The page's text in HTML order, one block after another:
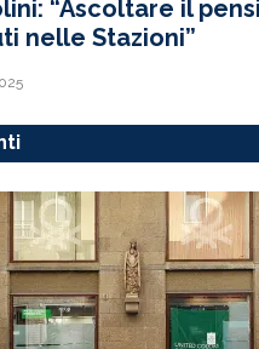
“Ascoltare il
nelle Stazioni”